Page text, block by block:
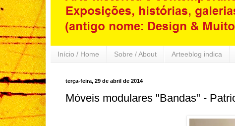
Início / Home Sobre / About Arteeblog indica
terça-feira, 29 de abril de 2014
Móveis modulares "Bandas" -